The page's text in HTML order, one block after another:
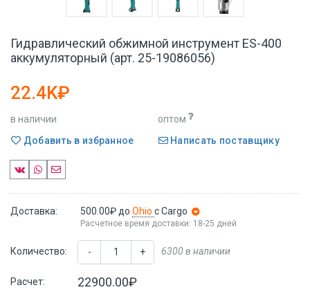
Гидравлический обжимной инструмент ES-400
аккумуляторный (арт. 25-19086056)
22.4K₽
в наличии
оптом
Добавить в избранное
Написать поставщику
Доставка: 500.00₽ до Ohio с Cargo
Расчетное время доставки: 18-25 дней
Количество: - + 6300 в наличии
Расчет: 22900.00₽